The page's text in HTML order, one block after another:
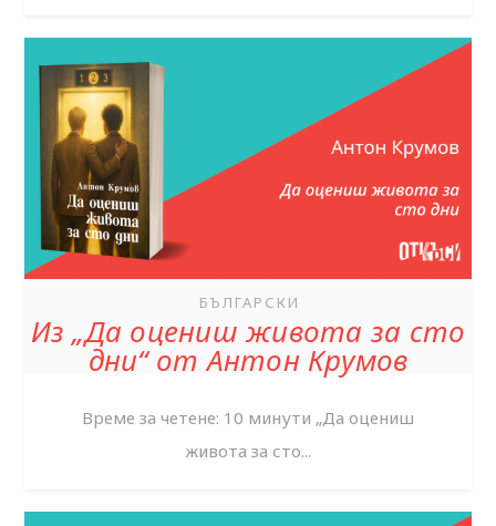
БЪЛГАРСКИ
Из „Да оцениш живота за сто
дни“ от Антон Крумов
Време за четене: 10 минути „Да оцениш
живота за сто...